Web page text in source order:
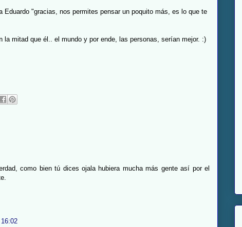
Eduardo "gracias, nos permites pensar un poquito más, es lo que te
la mitad que él.. el mundo y por ende, las personas, serían mejor. :)
como bien tú dices ojala hubiera mucha más gente así por el